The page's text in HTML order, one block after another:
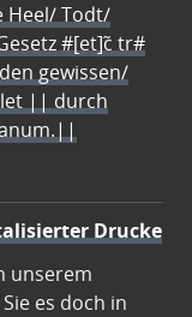
Heel/ Todt/
#[et]c̃ tr#
gewissen/
|| durch
Drucke
unserem
es doch in